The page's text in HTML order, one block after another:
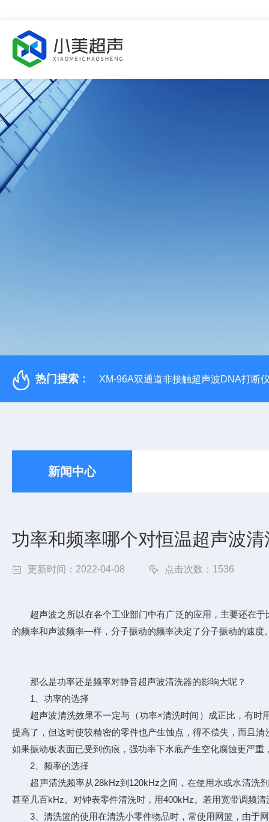
热门搜索： XM-96A双通道非接触超声波DNA打断
新闻中心
功率和频率哪个对恒温超声波
更新时间：2022-04-08 点击次数：1536
超声波之所以在各个工业部门中有广泛的应用，主要还在于
的频率和声波频率—样，分子振动的频率决定了分子振动的速度
那么是功率还是频率对静音超声波清洗器的影响大呢？
1、功率的选择
超声波清洗效果不一定与（功率×清洗时间）成正比，有时
提高了，但这时使较精密的零件也产生蚀点，得不偿失，而且
如果振动板表面已受到伤痕，强功率下水底产生空化腐蚀更严
2、频率的选择
超声清洗频率从28kHz到120kHz之间，在使用水或水清洗剂
甚至几百kHz。对钟表零件清洗时，用400kHz。若用宽带调频
3、清洗篮的使用在清洗小零件物品时，常使用网篮，由于